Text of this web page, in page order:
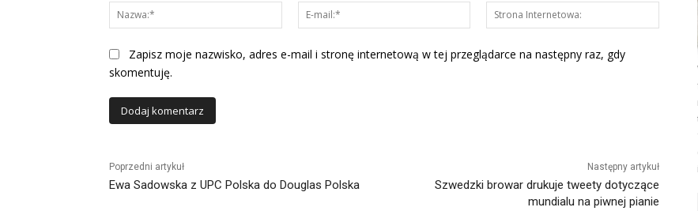
Nazwa:*
mail:*
Zapisz moje nazwisko, adres e-mail i stronę internetową w tej przeglądarce na następny raz, gdy
skomentuję.
Poprzedni artykuł
Ewa Sadowska z UPC Polska do Douglas Polska
Następny artykuł
Szwedzki browar drukuje tweety dotyczące
mundialu na piwnej pianie